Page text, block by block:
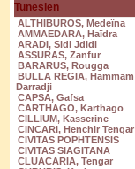
Tunesien
ALTHIBUROS, Medeïna
AMMAEDARA, Haïdra
ARADI, Sidi Jdidi
ASSURAS, Zanfur
BARARUS, Rougga
BULLA REGIA, Hammam
Darradji
CAPSA, Gafsa
CARTHAGO, Karthago
CILLIUM, Kasserine
CINCARI, Henchir Tengar
CIVITAS POPHTENSIS
CIVITAS SIAGITANA
CLUACARIA, Tengar